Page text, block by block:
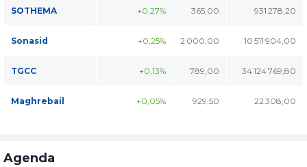
SOTHEMA +0,27% 365,00 931 278,20
Sonasid +0,25% 2 000,00 10 511 904,00
TGCC +0,13% 789,00 34 124 769,80
Maghrebail +0,05% 929,50 22 308,00
Agenda